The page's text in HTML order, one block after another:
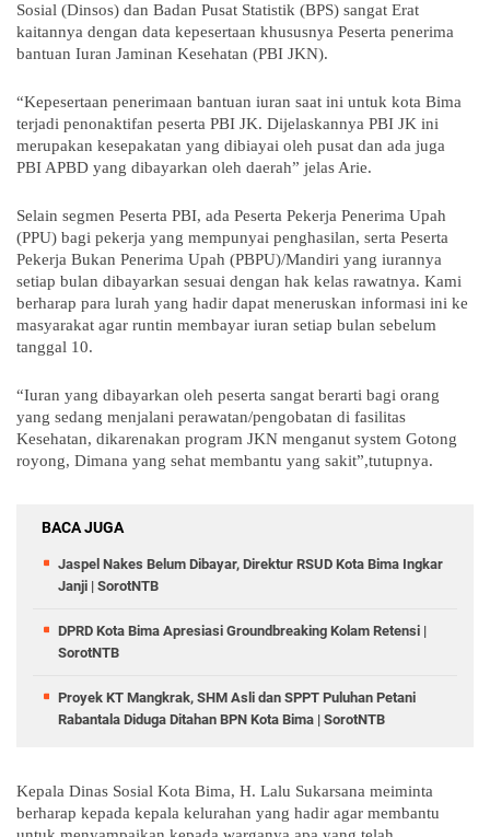
Sosial (Dinsos) dan Badan Pusat Statistik (BPS) sangat Erat
kaitannya dengan data kepesertaan khususnya Peserta penerima
bantuan Iuran Jaminan Kesehatan (PBI JKN).
“Kepesertaan penerimaan bantuan iuran saat ini untuk kota Bima
terjadi penonaktifan peserta PBI JK. Dijelaskannya PBI JK ini
merupakan kesepakatan yang dibiayai oleh pusat dan ada juga
PBI APBD yang dibayarkan oleh daerah” jelas Arie.
Selain segmen Peserta PBI, ada Peserta Pekerja Penerima Upah
(PPU) bagi pekerja yang mempunyai penghasilan, serta Peserta
Pekerja Bukan Penerima Upah (PBPU)/Mandiri yang iurannya
setiap bulan dibayarkan sesuai dengan hak kelas rawatnya. Kami
berharap para lurah yang hadir dapat meneruskan informasi ini ke
masyarakat agar runtin membayar iuran setiap bulan sebelum
tanggal 10.
“Iuran yang dibayarkan oleh peserta sangat berarti bagi orang
yang sedang menjalani perawatan/pengobatan di fasilitas
Kesehatan, dikarenakan program JKN menganut system Gotong
royong, Dimana yang sehat membantu yang sakit”,tutupnya.
BACA JUGA
Jaspel Nakes Belum Dibayar, Direktur RSUD Kota Bima Ingkar
Janji | SorotNTB
DPRD Kota Bima Apresiasi Groundbreaking Kolam Retensi |
SorotNTB
Proyek KT Mangkrak, SHM Asli dan SPPT Puluhan Petani
Rabantala Diduga Ditahan BPN Kota Bima | SorotNTB
Kepala Dinas Sosial Kota Bima, H. Lalu Sukarsana meiminta
berharap kepada kepala kelurahan yang hadir agar membantu